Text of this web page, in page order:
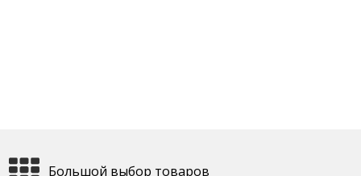
Большой выбор товаров